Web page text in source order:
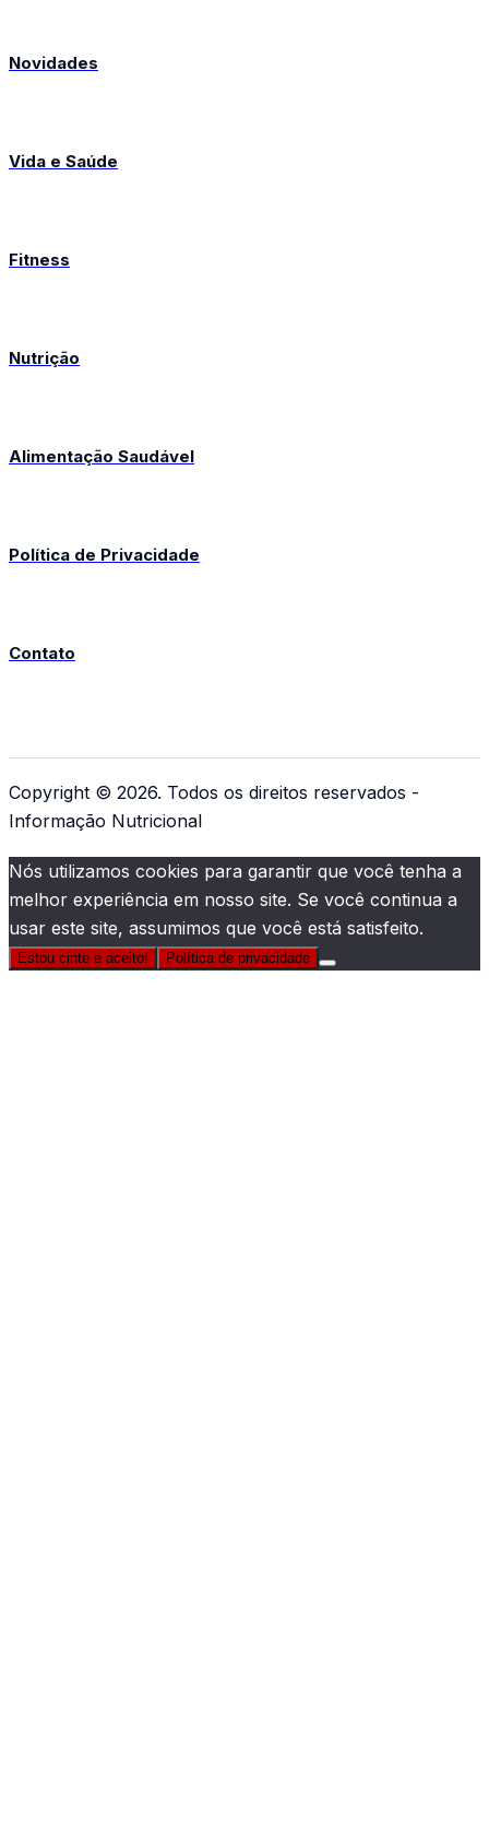
Novidades
Vida e Saúde
Fitness
Nutrição
Alimentação Saudável
Política de Privacidade
Contato
Copyright © 2026. Todos os direitos reservados -
Informação Nutricional
Nós utilizamos cookies para garantir que você tenha a
melhor experiência em nosso site. Se você continua a
usar este site, assumimos que você está satisfeito.
Estou cinte e aceito! Política de privacidade